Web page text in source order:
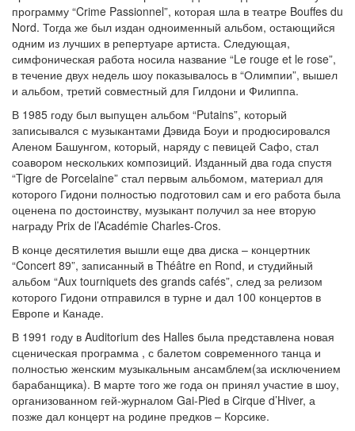
программу “Crime Passionnel”, которая шла в театре Bouffes du
Nord. Тогда же был издан одноименный альбом, остающийся
одним из лучших в репертуаре артиста. Следующая,
симфоническая работа носила название “Le rouge et le rose”,
в течение двух недель шоу показывалось в “Олимпии”, вышел
и альбом, третий совместный для Гилдони и Филиппа.
В 1985 году был выпущен альбом “Putains”, который
записывался с музыкантами Дэвида Боуи и продюсировался
Аленом Башунгом, который, наряду с певицей Сафо, стал
соавором нескольких композиций. Изданный два года спустя
“Tigre de Porcelaine” стал первым альбомом, материал для
которого Гидони полностью подготовил сам и его работа была
оценена по достоинству, музыкант получил за нее вторую
награду Prix de l’Académie Charles-Cros.
В конце десятилетия вышли еще два диска – концертник
“Concert 89”, записанный в Théâtre en Rond, и студийный
альбом “Aux tourniquets des grands cafés”, след за релизом
которого Гидони отправился в турне и дал 100 концертов в
Европе и Канаде.
В 1991 году в Auditorium des Halles была представлена новая
сценическая программа , с балетом современного танца и
полностью женским музыкальным ансамблем(за исключением
барабанщика). В марте того же года он принял участие в шоу,
организованном гей-журналом Gai-Pied в Cirque d’Hiver, а
позже дал концерт на родине предков – Корсике.